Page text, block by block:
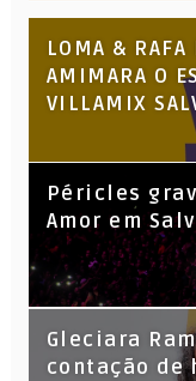
LOMA & RAFA
AMIMARA O
VILLAMIX
Péricles
Amor em
KL Jay
Leandro
Gleciara
contação de